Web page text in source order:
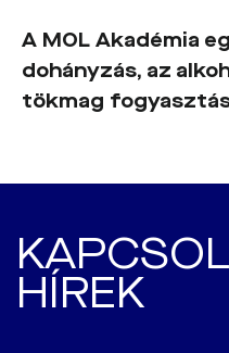
A MOL Akadémia
dohányzás, az
tökmag
HÍREK